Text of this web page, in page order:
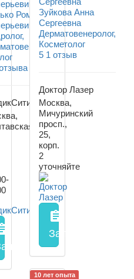
заполнить форму
Роман
на прием
Зуйкова Анна
Сергеевна
Дерматовенеролог,
Косметолог
5 1 отзыв
Доктор Лазер
Москва,
Мичуринский
просп.,
25,
корп.
2
уточняйте
assignment
Запись на прием
10 лет опыта